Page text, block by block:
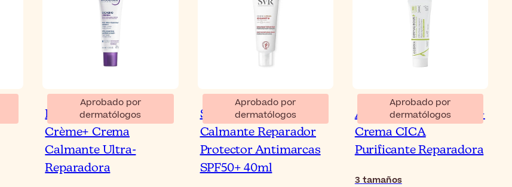
Aprobado por
dermatólogos
Bioderma Cicabio
Crème+ Crema
Calmante Ultra-
Reparadora
Aprobado por
dermatólogos
SVR Cicavit+ Cuidado
Calmante Reparador
Protector Antimarcas
SPF50+ 40ml
Aprobado por
dermatólogos
A-Derma Dermalibour+
Crema CICA
Purificante Reparadora
3 tamaños